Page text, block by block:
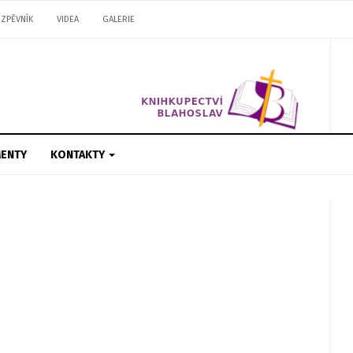
ZPĚVNÍK VIDEA GALERIE
KONTAKTY